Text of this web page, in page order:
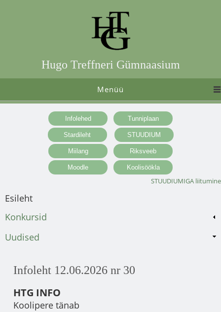
Hugo Treffneri Gümnaasium
Menüü
STUUDIUMIGA liitumine
Esileht
Konkursid
Uudised
Infoleht 12.06.2026 nr 30
HTG INFO
Koolipere tänab